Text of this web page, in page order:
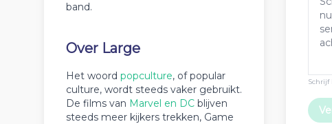
band.
Over Large
Het woord popculture, of popular
culture, wordt steeds vaker gebruikt.
De films van Marvel en DC blijven
steeds meer kijkers trekken, Game
Schrijf